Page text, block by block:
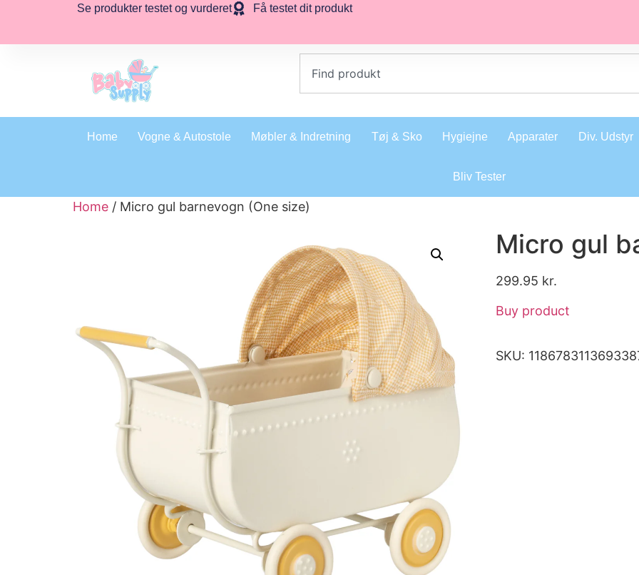
Se produkter testet og vurderet Få testet dit produkt
Home Vogne & Autostole Møbler & Indretning Tøj & Sko Hygiejne Apparater Div. Udstyr
Bliv Tester
Home / Micro gul barnevogn (One size)
Micro gul
299.95 kr.
Buy product
SKU: